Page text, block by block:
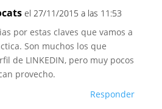
el 27/11/2015 a las 11:53
por estas claves que vamos a
Son muchos los que
de LINKEDIN, pero muy pocos
provecho.
Responder